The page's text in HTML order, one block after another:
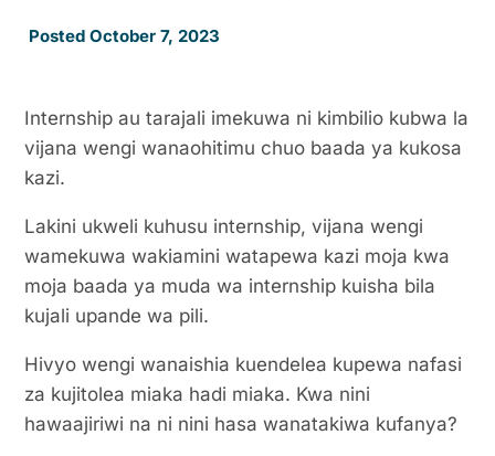
Posted October 7, 2023
Internship au tarajali imekuwa ni kimbilio kubwa la
vijana wengi wanaohitimu chuo baada ya kukosa
kazi.
Lakini ukweli kuhusu internship, vijana wengi
wamekuwa wakiamini watapewa kazi moja kwa
moja baada ya muda wa internship kuisha bila
kujali upande wa pili.
Hivyo wengi wanaishia kuendelea kupewa nafasi
za kujitolea miaka hadi miaka. Kwa nini
hawaajiriwi na ni nini hasa wanatakiwa kufanya?